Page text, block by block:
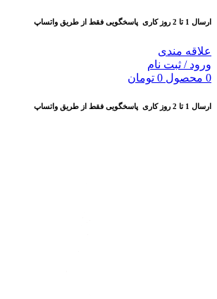
ارسال 1 تا 2 روز کاری پاسخگویی فقط از طریق واتساپ
علاقه مندی
ورود / ثبت نام
0 محصول 0 تومان
ارسال 1 تا 2 روز کاری پاسخگویی فقط از طریق واتساپ